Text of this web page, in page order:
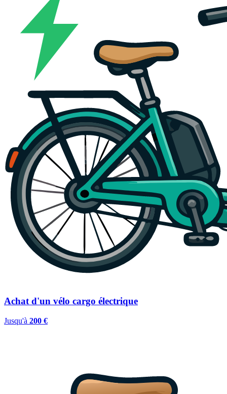
Achat d'un vélo cargo électrique
Jusqu'à 200 €